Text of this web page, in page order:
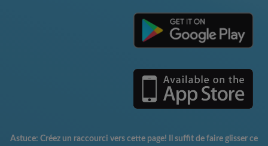
Astuce: Créez un raccourci vers cette page! Il suffit de faire glisser ce